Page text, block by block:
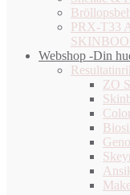
PRX-T33
Webshop -Din
ZO